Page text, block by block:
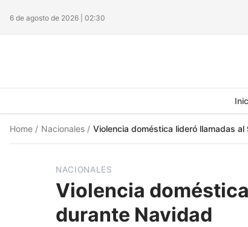
6 de agosto de 2026 | 02:30
Home / Nacionales / Violencia doméstica lideró llamadas al
NACIONALES
Violencia
durante Navidad